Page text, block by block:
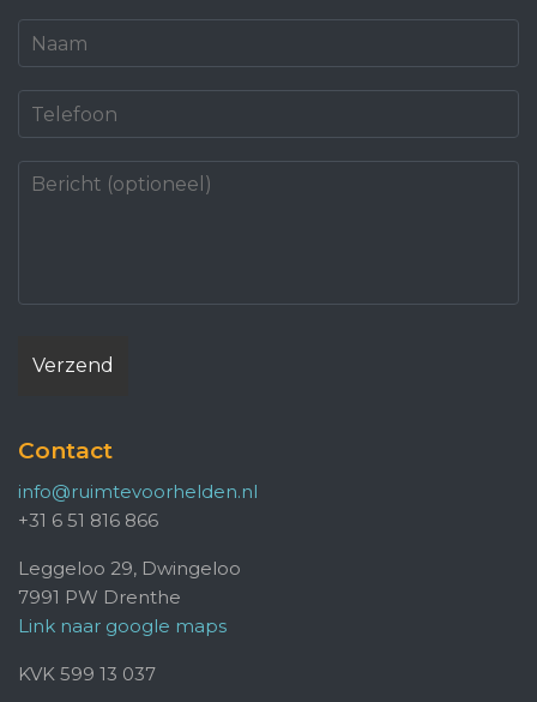
Contact
info@ruimtevoorhelden.nl
+31 6 51 816 866
Leggeloo 29, Dwingeloo
7991 PW Drenthe
Link naar google maps
KVK 599 13 037